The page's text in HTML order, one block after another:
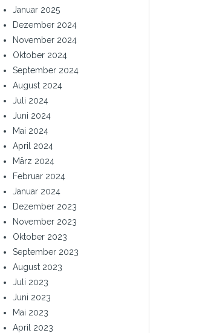
Januar 2025
Dezember 2024
November 2024
Oktober 2024
September 2024
August 2024
Juli 2024
Juni 2024
Mai 2024
April 2024
März 2024
Februar 2024
Januar 2024
Dezember 2023
November 2023
Oktober 2023
September 2023
August 2023
Juli 2023
Juni 2023
Mai 2023
April 2023